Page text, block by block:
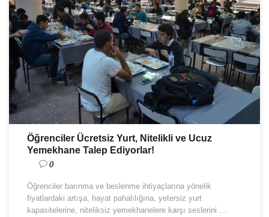
Öğrenciler Ücretsiz Yurt, Nitelikli ve Ucuz
Yemekhane Talep Ediyorlar!
0
Öğrenciler barınma ve beslenme ihtiyaçlarına yönelik
fiyatlardaki artışa, hayat pahalılığına, yetersiz yurt
kapasitelerine, niteliksiz yemekhanelere karşı seslerini ...